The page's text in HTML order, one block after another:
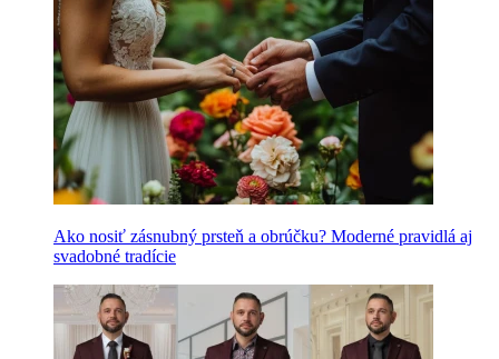
Ako nosiť zásnubný prsteň a obrúčku? Moderné pravidlá aj
svadobné tradície